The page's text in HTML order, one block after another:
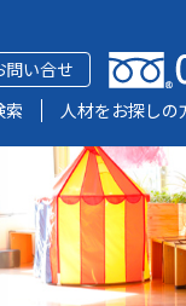
問い合せ
索 人材をお探しの